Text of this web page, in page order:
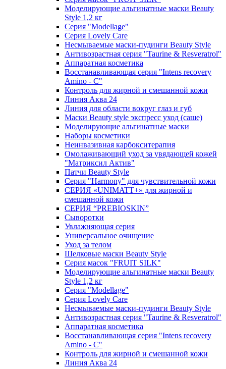
Моделирующие альгинатные маски Beauty
Style 1,2 кг
Серия "Modellage"
Cерия Lovely Care
Несмываемые маски-пудинги Beauty Style
Антивозрастная серия "Taurine & Resveratrol"
Аппаратная косметика
Восстанавливающая серия "Intens recovery
Amino - C"
Контроль для жирной и смешанной кожи
Линия Аква 24
Линия для области вокруг глаз и губ
Маски Beauty style экспресс уход (саше)
Моделирующие альгинатные маски
Наборы косметики
Неинвазивная карбокситерапия
Омолаживающий уход за увядающей кожей
"Матриксил Актив"
Патчи Beauty Style
Серия "Harmony" для чувствительной кожи
СЕРИЯ «UNIMATT+» для жирной и
смешанной кожи
СЕРИЯ “PREBIOSKIN”
Сыворотки
Увлажняющая серия
Универсальное очищение
Уход за телом
Шелковые маски Beauty Style
Серия масок "FRUIT SILK"
Моделирующие альгинатные маски Beauty
Style 1,2 кг
Серия "Modellage"
Cерия Lovely Care
Несмываемые маски-пудинги Beauty Style
Антивозрастная серия "Taurine & Resveratrol"
Аппаратная косметика
Восстанавливающая серия "Intens recovery
Amino - C"
Контроль для жирной и смешанной кожи
Линия Аква 24